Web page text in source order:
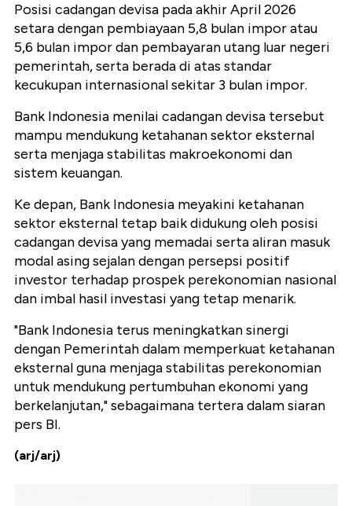
Posisi cadangan devisa pada akhir April 2026
setara dengan pembiayaan 5,8 bulan impor atau
5,6 bulan impor dan pembayaran utang luar negeri
pemerintah, serta berada di atas standar
kecukupan internasional sekitar 3 bulan impor.
Bank Indonesia menilai cadangan devisa tersebut
mampu mendukung ketahanan sektor eksternal
serta menjaga stabilitas makroekonomi dan
sistem keuangan.
Ke depan, Bank Indonesia meyakini ketahanan
sektor eksternal tetap baik didukung oleh posisi
cadangan devisa yang memadai serta aliran masuk
modal asing sejalan dengan persepsi positif
investor terhadap prospek perekonomian nasional
dan imbal hasil investasi yang tetap menarik.
"Bank Indonesia terus meningkatkan sinergi
dengan Pemerintah dalam memperkuat ketahanan
eksternal guna menjaga stabilitas perekonomian
untuk mendukung pertumbuhan ekonomi yang
berkelanjutan," sebagaimana tertera dalam siaran
pers BI.
(arj/arj)